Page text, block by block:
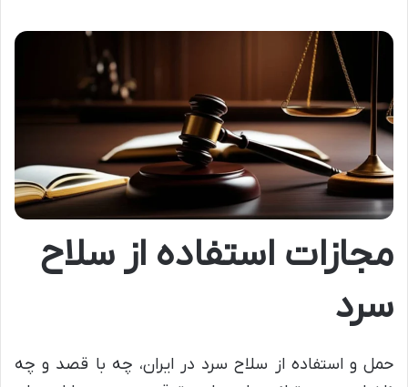
مجازات استفاده از سلاح
سرد
حمل و استفاده از سلاح سرد در ایران، چه با قصد و چه